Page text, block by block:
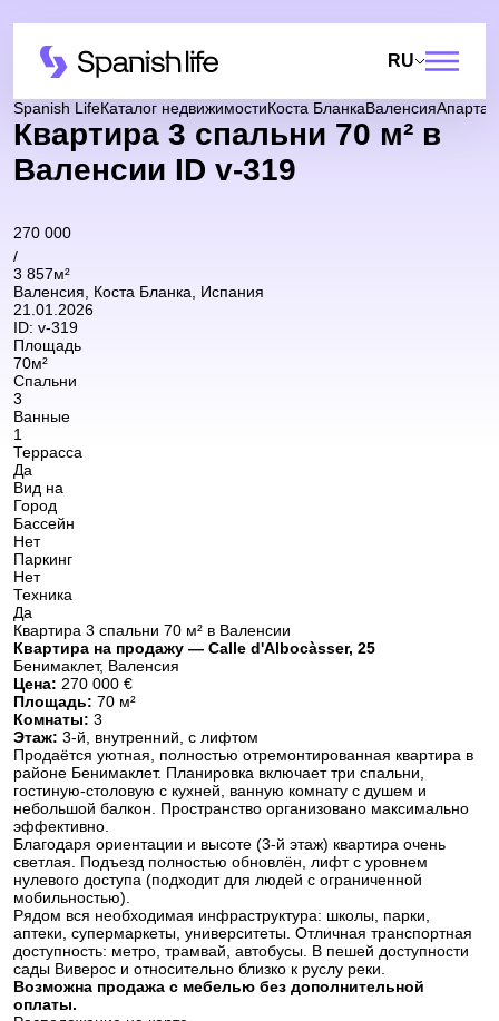
RU
Spanish LifeКаталог недвижимостиКоста БланкаВаленсия
Квартира 3 спальни 70 м² в
Валенсии ID v-319
270 000
/
3 857м²
Валенсия, Коста Бланка, Испания
21.01.2026
ID: v-319
Площадь
70м²
Спальни
3
Ванные
1
Террасса
Да
Вид на
Город
Бассейн
Нет
Паркинг
Нет
Техника
Да
Квартира 3 спальни 70 м² в Валенсии
Квартира на продажу — Calle d'Albocàsser, 25
Бенимаклет, Валенсия
Цена: 270 000 €
Площадь: 70 м²
Комнаты: 3
Этаж: 3-й, внутренний, с лифтом
Продаётся уютная, полностью отремонтированная квартира в
районе Бенимаклет. Планировка включает три спальни,
гостиную-столовую с кухней, ванную комнату с душем и
небольшой балкон. Пространство организовано максимально
эффективно.
Благодаря ориентации и высоте (3-й этаж) квартира очень
светлая. Подъезд полностью обновлён, лифт с уровнем
нулевого доступа (подходит для людей с ограниченной
мобильностью).
Рядом вся необходимая инфраструктура: школы, парки,
аптеки, супермаркеты, университеты. Отличная транспортная
доступность: метро, трамвай, автобусы. В пешей доступности
сады Виверос и относительно близко к руслу реки.
Возможна продажа с мебелью без дополнительной
оплаты.